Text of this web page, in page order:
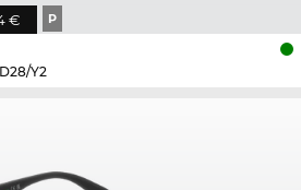
€ P
Y2